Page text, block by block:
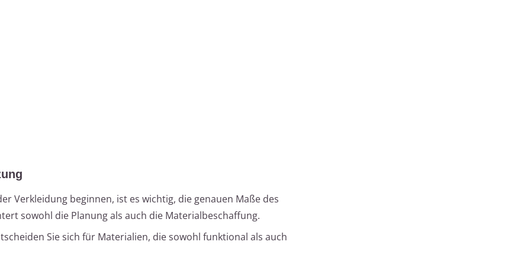
Verkleidung beginnen, ist es wichtig, die genauen Maße des
sowohl die Planung als auch die Materialbeschaffung.
Sie sich für Materialien, die sowohl funktional als auch